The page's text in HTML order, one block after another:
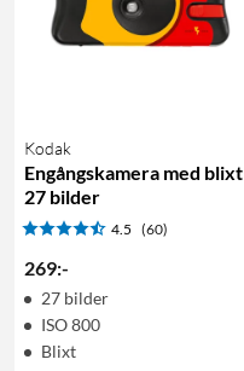
Kodak
Engångskamera med blixt
27 bilder
4.5 (60)
269:-
27 bilder
ISO 800
Blixt